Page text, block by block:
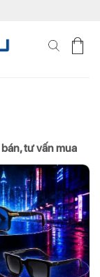
tư vấn mua